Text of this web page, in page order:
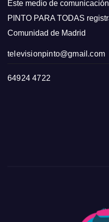
Este medio de
PINTO PARA TODAS
Comunidad de Madrid
televisionpinto@gmail.com
64924 4722